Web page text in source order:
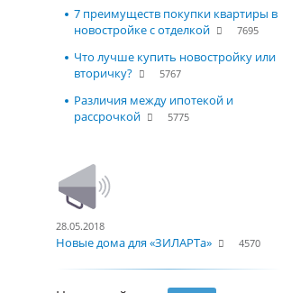
7 преимуществ покупки квартиры в
новостройке с отделкой
7695
Что лучше купить новостройку или
вторичку?
5767
Различия между ипотекой и
рассрочкой
5775
28.05.2018
Новые дома для «ЗИЛАРТа» 4570